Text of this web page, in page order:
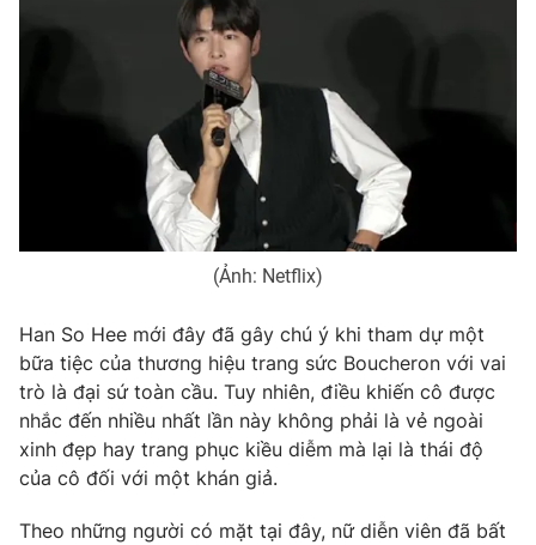
Giấy phép hoạt động báo in và báo điện tử số 483/GP-BTTTT
cấp ngày 29/12/2023
Vũ Thanh Thủy
Nguyễn Thị Mỹ Hạnh, Phạm Quốc Thắng,
Nguyễn Trọng Ninh
024.38 355 931 - 024.38 355 932
Ðiện thoại Thời báo VTV:024.66 897 897
toasoan@vtv.vn
024-7300.7108
(Ảnh: Netflix)
Han So Hee mới đây đã gây chú ý khi tham dự một
bữa tiệc của thương hiệu trang sức Boucheron với vai
trò là đại sứ toàn cầu. Tuy nhiên, điều khiến cô được
nhắc đến nhiều nhất lần này không phải là vẻ ngoài
xinh đẹp hay trang phục kiều diễm mà lại là thái độ
của cô đối với một khán giả.
Theo những người có mặt tại đây, nữ diễn viên đã bất